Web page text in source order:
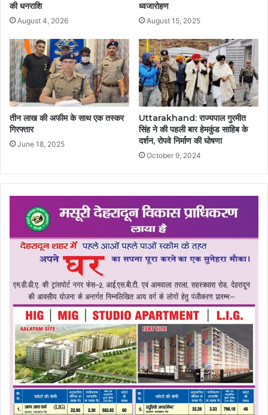
की धनराशि
August 4, 2026
ध्वजारोहण
August 15, 2025
तीन लाख की अफीम के साथ एक तस्कर
गिरफ्तार
June 18, 2025
Uttarakhand: राज्यपाल गुरमीत
सिंह ने की पहली बार हेमकुंड साहिब के
दर्शन, रोपवे निर्माण की घोषणा
October 9, 2024